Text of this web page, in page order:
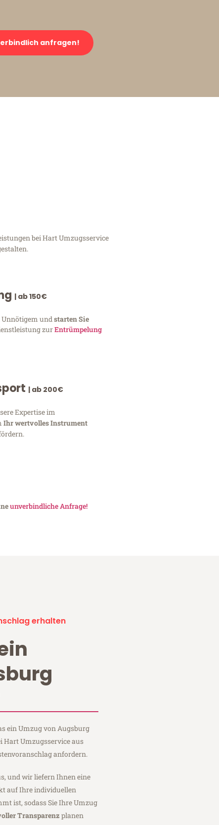
anfragen!
bei Hart Umzugsservice
| ab 150€
Unnötigem undstarten Sie
zurEntrümpelung
| ab 200€
Expertise im
Ihr wertvolles Instrument
unverbindliche Anfrage!
erhalten
ein Umzug von Augsburg
Hart Umzugsservice aus
anfordern.
und wir liefern Ihnen eine
auf Ihre individuellen
ist, sodass Sie Ihre Umzug
Transparenz planen